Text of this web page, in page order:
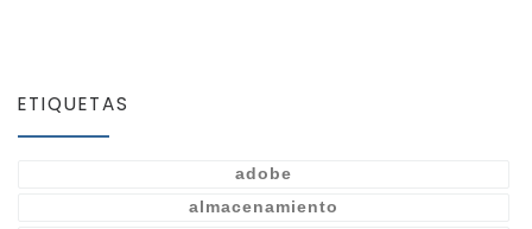
ETIQUETAS
adobe
almacenamiento